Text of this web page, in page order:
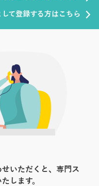
て登録する方はこちら
いただくと、専門ス
します。